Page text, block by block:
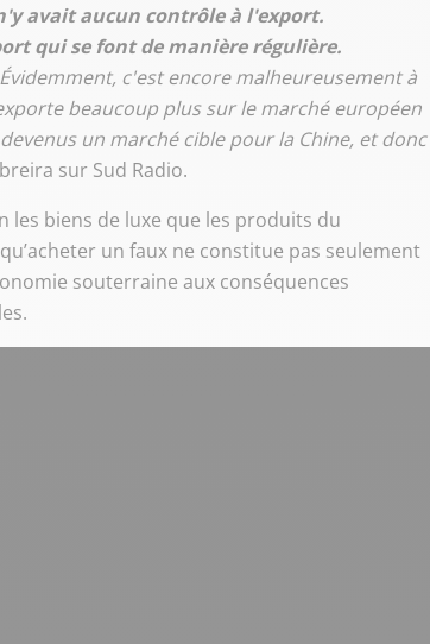
avait aucun contrôle à l'export.
qui se font de manière régulière.
c'est encore malheureusement à
beaucoup plus sur le marché européen
un marché cible pour la Chine, et donc
sur Sud Radio.
les biens de luxe que les produits du
un faux ne constitue pas seulement
souterraine aux conséquences